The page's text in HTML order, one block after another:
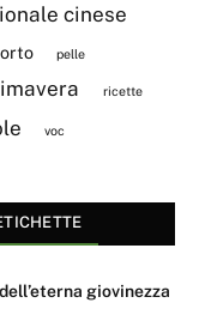
cinese
orto pelle
ricette
voc
giovinezza